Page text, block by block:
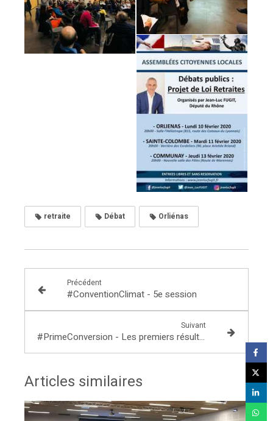
retraite Débat Orliénas
Précédent
#ConventionClimat - 5e session
Suivant
#PrimeConversion - Les premiers résultats
Articles similaires